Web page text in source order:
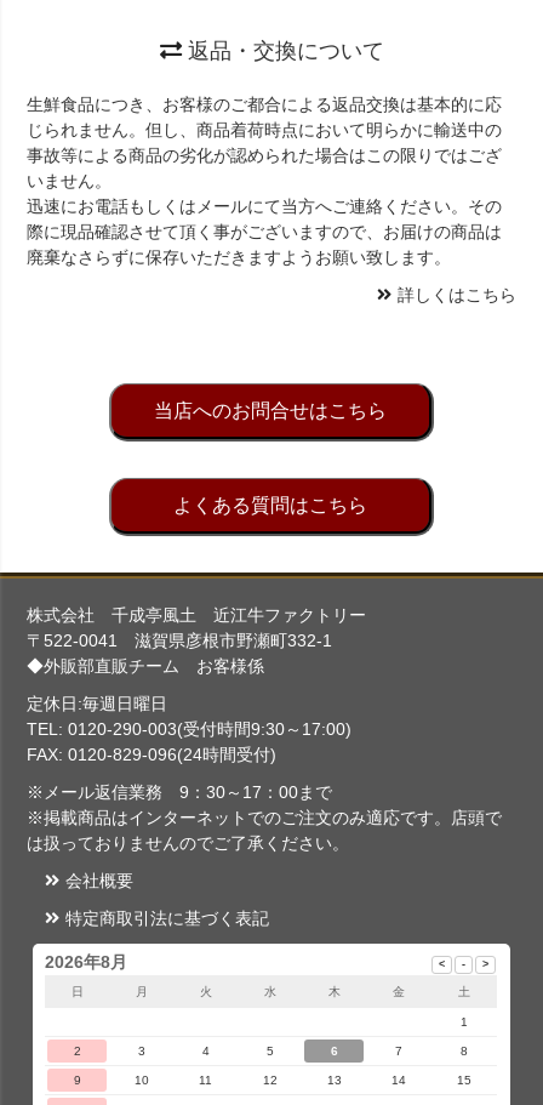
返品・交換について
生鮮食品につき、お客様のご都合による返品交換は基本的に応
じられません。但し、商品着荷時点において明らかに輸送中の
事故等による商品の劣化が認められた場合はこの限りではござ
いません。
迅速にお電話もしくはメールにて当方へご連絡ください。その
際に現品確認させて頂く事がございますので、お届けの商品は
廃棄なさらずに保存いただきますようお願い致します。
詳しくはこちら
当店へのお問合せはこちら
よくある質問はこちら
株式会社 千成亭風土 近江牛ファクトリー
〒522-0041 滋賀県彦根市野瀬町332-1
◆外販部直販チーム お客様係
定休日:毎週日曜日
TEL: 0120-290-003(受付時間9:30～17:00)
FAX: 0120-829-096(24時間受付)
※メール返信業務 9：30～17：00まで
※掲載商品はインターネットでのご注文のみ適応です。店頭で
は扱っておりませんのでご了承ください。
会社概要
特定商取引法に基づく表記
2026年8月
日 月 火 水 木 金 土
1
2 3 4 5 6 7 8
9 10 11 12 13 14 15